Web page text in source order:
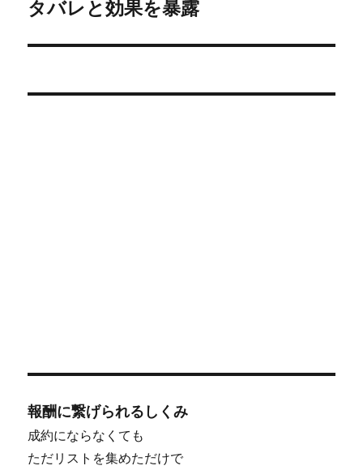
ョ
ン
稿:
タバレと効果を暴露
報酬に繋げられるしくみ
成約にならなくても
ただリストを集めただけで